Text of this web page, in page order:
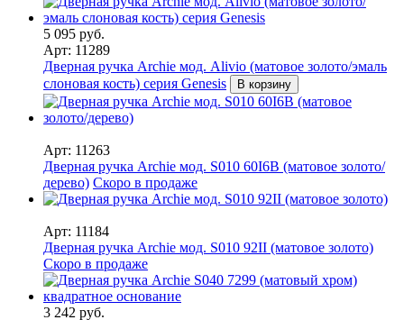
5 095 руб.
Арт: 11289
Дверная ручка Archie мод. Alivio (матовое золото/эмаль
слоновая кость) серия Genesis
В корзину
Арт: 11263
Дверная ручка Archie мод. S010 60I6B (матовое золото/
дерево) Скоро в продаже
Арт: 11184
Дверная ручка Archie мод. S010 92II (матовое золото)
Скоро в продаже
3 242 руб.